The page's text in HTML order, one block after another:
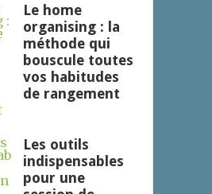
Le home
organising : la
méthode qui
bouscule toutes
vos habitudes
de rangement
Les outils
indispensables
pour une